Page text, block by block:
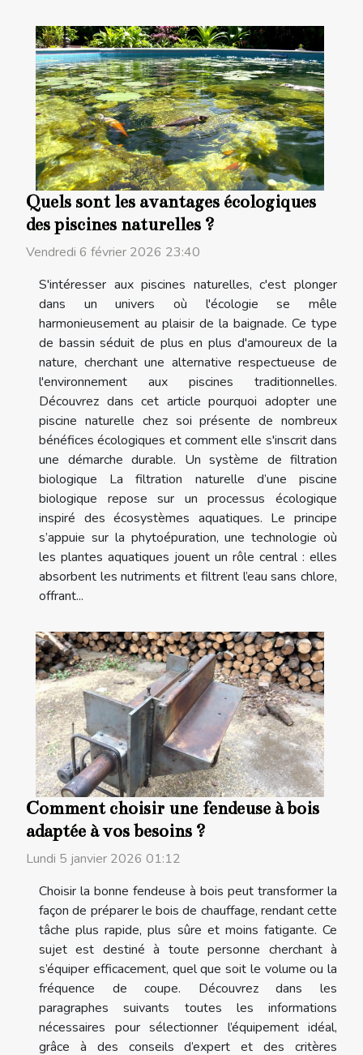
Quels sont les avantages écologiques
des piscines naturelles ?
Vendredi 6 février 2026 23:40
S'intéresser aux piscines naturelles, c'est plonger
dans un univers où l'écologie se mêle
harmonieusement au plaisir de la baignade. Ce type
de bassin séduit de plus en plus d'amoureux de la
nature, cherchant une alternative respectueuse de
l'environnement aux piscines traditionnelles.
Découvrez dans cet article pourquoi adopter une
piscine naturelle chez soi présente de nombreux
bénéfices écologiques et comment elle s'inscrit dans
une démarche durable. Un système de filtration
biologique La filtration naturelle d’une piscine
biologique repose sur un processus écologique
inspiré des écosystèmes aquatiques. Le principe
s’appuie sur la phytoépuration, une technologie où
les plantes aquatiques jouent un rôle central : elles
absorbent les nutriments et filtrent l’eau sans chlore,
offrant...
Comment choisir une fendeuse à bois
adaptée à vos besoins ?
Lundi 5 janvier 2026 01:12
Choisir la bonne fendeuse à bois peut transformer la
façon de préparer le bois de chauffage, rendant cette
tâche plus rapide, plus sûre et moins fatigante. Ce
sujet est destiné à toute personne cherchant à
s’équiper efficacement, quel que soit le volume ou la
fréquence de coupe. Découvrez dans les
paragraphes suivants toutes les informations
nécessaires pour sélectionner l’équipement idéal,
grâce à des conseils d’expert et des critères